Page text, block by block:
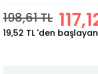
198,61 TL
19,52 TL 'den